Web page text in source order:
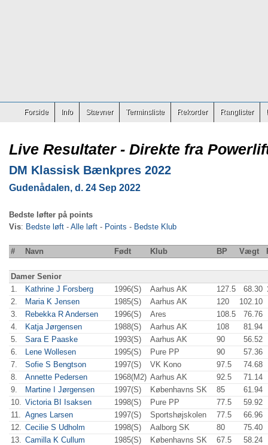
Forside Info Stævner Terminsliste Rekorder Ranglister
Live Resultater - Direkte fra
DM Klassisk Bænkpres 2022
Gudenådalen, d. 24 Sep 2022
Bedste løfter på points
Vis: Bedste løft - Alle løft - Points - Bedste Klub
# Navn Født Klub BP Vægt
Damer Senior
1.
Kathrine J Forsberg 1996(S) Aarhus AK 127.5 68.30
2.
Maria K Jensen 1985(S) Aarhus AK 120
102.10
3.
Rebekka R Andersen 1996(S) Ares 108.5
76.76
4.
Katja Jørgensen 1988(S) Aarhus AK 108
81.94
5.
Sara E Paaske 1993(S) Aarhus AK 90
56.52
6.
Lene Wollesen 1995(S) Pure PP 90
57.36
7.
Sofie S Bengtson 1997(S) VK Kono 97.5
74.68
8.
Annette Pedersen 1968(M2) Aarhus AK 92.5
71.14
9.
Martine I Jørgensen 1997(S) Københavns SK 85
61.94
10. Victoria BI Isaksen 1998(S) Pure PP 77.5
59.92
11. Agnes Larsen 1997(S) Sportshøjskolen 77.5
66.96
12. Cecilie S Udholm 1998(S) Aalborg SK 80
75.40
13. Camilla K Cullum 1985(S) Københavns SK 67.5
58.24